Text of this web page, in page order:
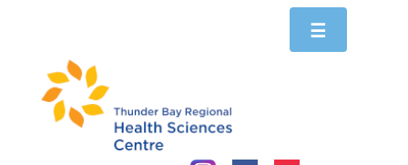
Toggle
navigation
☰